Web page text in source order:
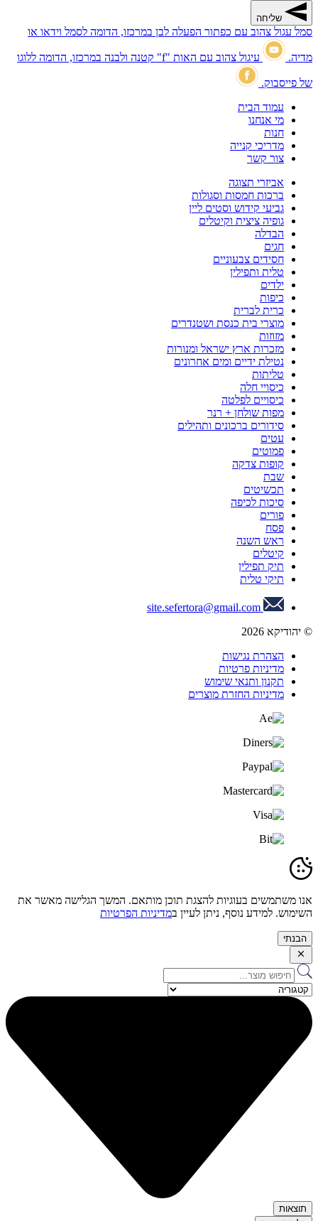
שליחה
סמל עגול צהוב עם כפתור הפעלה לבן במרכזו, הדומה לסמל וידאו או
מדיה. עיגול צהוב עם האות "f" קטנה ולבנה במרכזו, הדומה ללוגו
של פייסבוק.
עמוד הבית
מי אנחנו
חנות
מדריכי קנייה
צור קשר
אביזרי תצוגה
ברכות חמסות וסגולות
גביעי קידוש וסטים ליין
גופיה ציצית וקיטלים
הבדלה
חגים
חסידים צבעוניים
טלית ותפילין
ילדים
כיפות
כרית לברית
מוצרי בית כנסת ושטנדרים
מזוזות
מזכרות ארץ ישראל ומנורות
נטילת ידיים ומים אחרונים
טליתות
כיסויי חלה
כיסויים לפלטה
מפות שולחן + רנר
סידורים ברכונים ותהילים
עטים
פמוטים
קופות צדקה
שבת
תכשיטים
סיכות לכיפה
פורים
פסח
ראש השנה
קיטלים
תיק תפילין
תיקי טלית
site.sefertora@gmail.com
© יהודיקא 2026
הצהרת נגישות
מדיניות פרטיות
תקנון ותנאי שימוש
מדיניות החזרת מוצרים
אנו משתמשים בעוגיות להצגת תוכן מותאם. המשך הגלישה מאשר את
השימוש. למידע נוסף, ניתן לעיין במדיניות הפרטיות
הבנתי
Search
...
תוצאות